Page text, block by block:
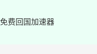
免费回国加速器